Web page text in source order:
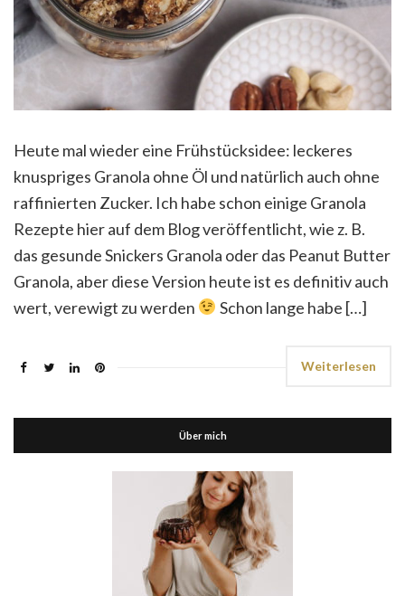
Heute mal wieder eine Frühstücksidee: leckeres
knuspriges Granola ohne Öl und natürlich auch ohne
raffinierten Zucker. Ich habe schon einige Granola
Rezepte hier auf dem Blog veröffentlicht, wie z. B.
das gesunde Snickers Granola oder das Peanut Butter
Granola, aber diese Version heute ist es definitiv auch
wert, verewigt zu werden
Schon lange habe […]
Weiterlesen
Über mich